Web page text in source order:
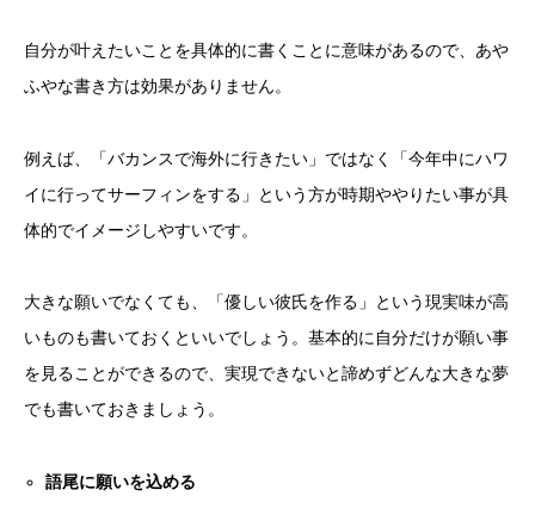
自分が叶えたいことを具体的に書くことに意味があるので、あや
ふやな書き方は効果がありません。
例えば、「バカンスで海外に行きたい」ではなく「今年中にハワ
イに行ってサーフィンをする」という方が時期ややりたい事が具
体的でイメージしやすいです。
大きな願いでなくても、「優しい彼氏を作る」という現実味が高
いものも書いておくといいでしょう。基本的に自分だけが願い事
を見ることができるので、実現できないと諦めずどんな大きな夢
でも書いておきましょう。
語尾に願いを込める